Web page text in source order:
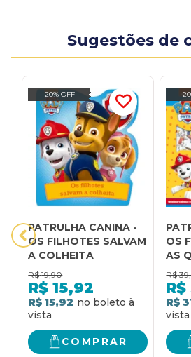
Sugestões de
20% OFF
PATRULHA CANINA -
OS FILHOTES SALVAM
A COLHEITA
R$ 19,90
R$ 15,92
R$ 15,92
COMPRAR
OS
AS
R$
R$
R$